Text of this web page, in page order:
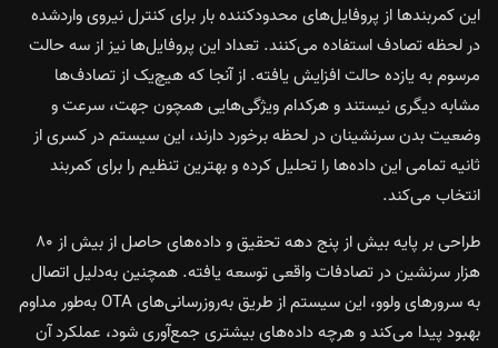
این کمربندها از پروفایل‌های محدودکننده بار برای کنترل نیروی واردشده
در لحظه تصادف استفاده می‌کنند. تعداد این پروفایل‌ها نیز از سه حالت
مرسوم به یازده حالت افزایش یافته. از آنجا که هیچ‌یک از تصادف‌ها
مشابه دیگری نیستند و هرکدام ویژگی‌هایی همچون جهت، سرعت و
وضعیت بدن سرنشینان در لحظه برخورد دارند، این سیستم در کسری از
ثانیه تمامی این داده‌ها را تحلیل کرده و بهترین تنظیم را برای کمربند
انتخاب می‌کند.
طراحی بر پایه بیش از پنج دهه تحقیق و داده‌های حاصل از بیش از ۸۰
هزار سرنشین در تصادفات واقعی توسعه یافته. همچنین به‌دلیل اتصال
به سرورهای ولوو، این سیستم از طریق به‌روزرسانی‌های OTA به‌طور مداوم
بهبود پیدا می‌کند و هرچه داده‌های بیشتری جمع‌آوری شود، عملکرد آن